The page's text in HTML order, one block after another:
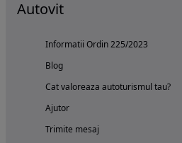
Autovit
Informatii Ordin 225/2023
Blog
Cat valoreaza autoturismul tau?
Ajutor
Trimite mesaj